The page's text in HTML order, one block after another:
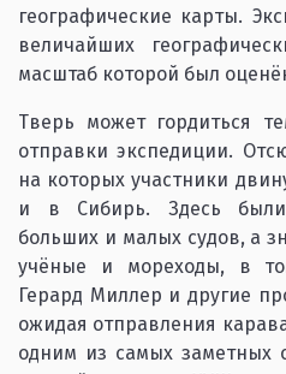
географические карты.
величайших
масштаб которой был
Тверь может гордиться
отправки экспедиции.
на которых участники
и в Сибирь. Здесь были
больших и малых судов, а
учёные и мореходы, в
Герард Миллер и другие
ожидая отправления
одним из самых заметных